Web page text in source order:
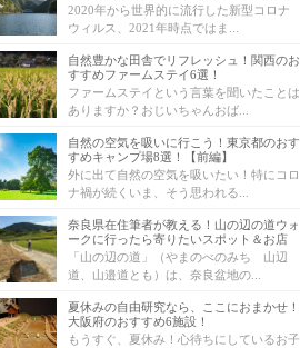
2020年から世界的に流行した新型コロナ
ウィルス、2021年時点ではま...
自然豊かな田舎でリフレッシュ！関西のお
すすめファームステイ6選！
ファームステイという言葉を聞いたことは
ありますか？おじいちゃんおば...
自然の空気を吸いに行こう！東京都のおす
すめキャンプ場8選！【前編】
外に出て自然の空気を吸いたい！特にコロ
ナ禍が続くいま、そう思われる...
奈良県在住筆者が教える！山の辺の道ウォ
ークに行ったら寄りたいスポット＆お店
「山の辺の道」（やまのべのみち 山辺
道、山邉道とも）は、奈良盆地の...
夏休みの自由研究なら、ここにおまかせ！
大阪府のおすすめ6施設！
もうすぐ、夏休み！心待ちにしているお子